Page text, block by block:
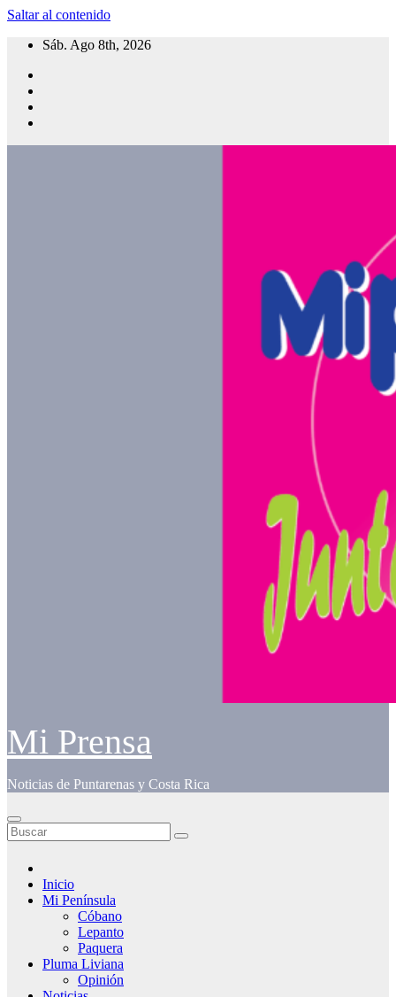
Saltar al contenido
Sáb. Ago 8th, 2026
Mi Prensa
Noticias de Puntarenas y Costa Rica
Inicio
Mi Península
Cóbano
Lepanto
Paquera
Pluma Liviana
Opinión